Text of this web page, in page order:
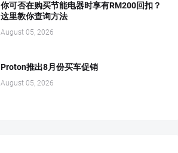
你可否在购买节能电器时享有RM200回扣？
这里教你查询方法
August 05, 2026
Proton推出8月份买车促销
August 05, 2026